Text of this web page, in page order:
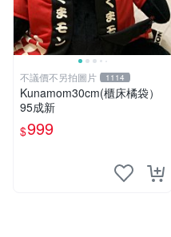
不議價不另拍圖片 1114
Kunamom30cm(櫃床橘袋）
95成新
$999